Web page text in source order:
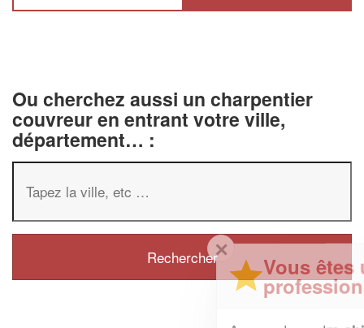
Ou cherchez aussi un charpentier
couvreur en entrant votre ville,
département… :
Vous êtes un
professionnel ?